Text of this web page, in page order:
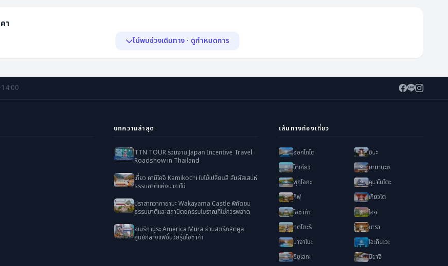
า
ไม่พบช่วงเดินทาง · ดูกำหนดการ
บทความล่าสุด
TTN TOUR ร่วมงาน Japan Incentive Travel
Roadshow in Thailand
เที่ยว คามิโคจิ Kamikochi ใบไม้เปลี่ยนสี สัมผัสเสน่ห์
ธรรมชาติแห่งนากาโน่
ปราสาทวากายามะ Wakayama Castle พิกัดชม
ธรรมชาติและสถาปัตยกรรมโบราณที่ไม่ควรพลาด
อเมริกามูระ America Mura ย่านสตรีทสุดคูล
ศูนย์กลางแฟชั่นวัยรุ่นโอซาก้า
เส้นทางท่องเที่ยว
ฮอกไกโด
ชิบะ
โตเกียว
ยามานะชิ
ฟุกุโอกะ
คุมาโมโตะ
กิฟุ
เกียวโต
โอซาก้า
ไอจิ
ทตโตะริ
นารา
นางาโนะ
โอะกินะวะ
ชิซูโอกะ
มิยางิ